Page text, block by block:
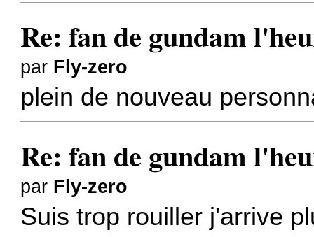
Re: fan de gundam
par Fly-zero
plein de nouveau
Re: fan de gundam
par Fly-zero
Suis trop rouiller j'arrive